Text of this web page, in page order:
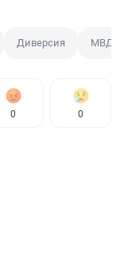
Диверсия МВД
0 0